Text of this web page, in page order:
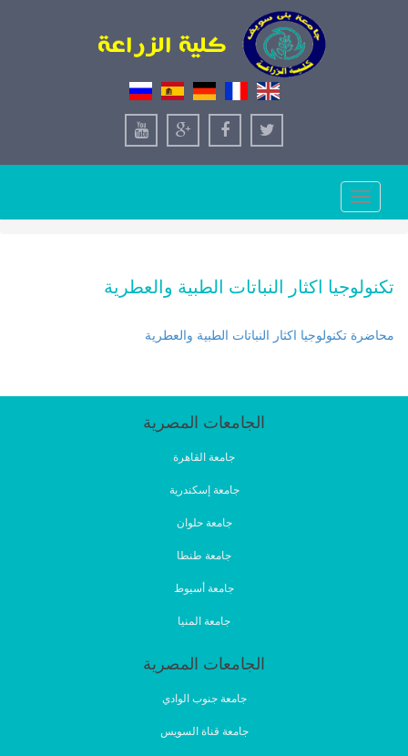
Toggle
navigation
تكنولوجيا اكثار النباتات الطبية والعطرية
محاضرة تكنولوجيا اكثار النباتات الطبية والعطرية
الجامعات المصرية
جامعة القاهرة
جامعة إسكندرية
جامعة حلوان
جامعة طنطا
جامعة أسيوط
جامعة المنيا
الجامعات المصرية
جامعة جنوب الوادي
جامعة قناة السويس